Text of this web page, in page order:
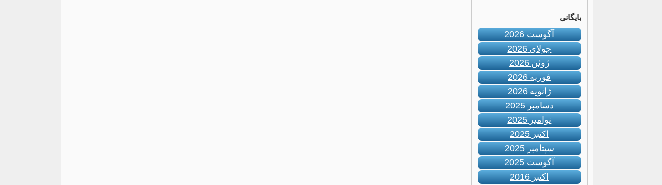
بایگانی
آگوست 2026
جولای 2026
ژوئن 2026
فوریه 2026
ژانویه 2026
دسامبر 2025
نوامبر 2025
اکتبر 2025
سپتامبر 2025
آگوست 2025
اکتبر 2016